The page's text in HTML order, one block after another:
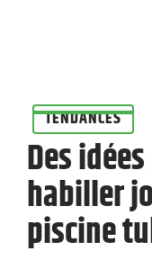
TENDANCES
Des
habiller
piscine